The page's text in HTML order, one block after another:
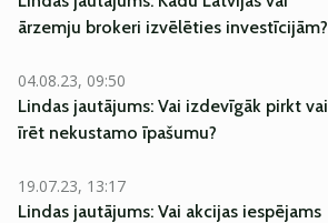
ārzemju brokeri izvēlēties investīcijām?
04.08.23, 09:50
Lindas jautājums: Vai izdevīgāk pirkt vai
īrēt nekustamo īpašumu?
19.07.23, 13:17
Lindas jautājums: Vai akcijas iespējams